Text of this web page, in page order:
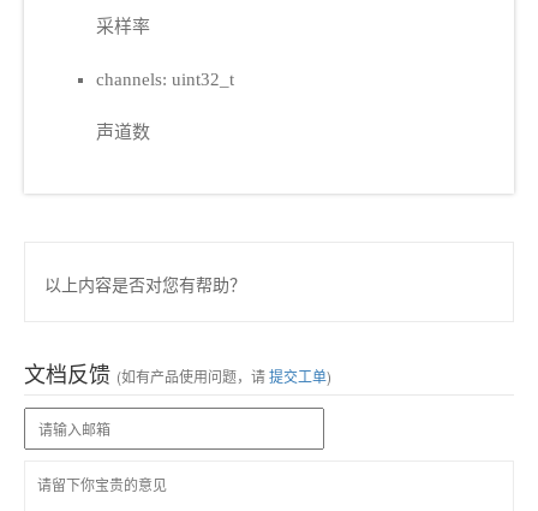
采样率
channels: uint32_t
声道数
以上内容是否对您有帮助？
文档反馈 (如有产品使用问题，请提交工单)